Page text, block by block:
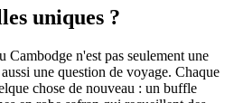
uniques ?
Cambodge n'est pas seulement une
une question de voyage. Chaque
chose de nouveau : un buffle